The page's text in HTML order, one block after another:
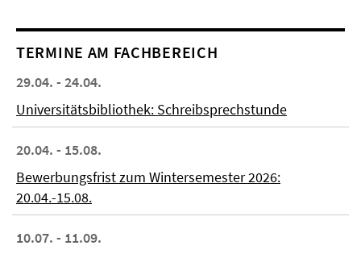
TERMINE AM FACHBEREICH
29.04. - 24.04.
Universitätsbibliothek: Schreibsprechstunde
20.04. - 15.08.
Bewerbungsfrist zum Wintersemester 2026:
20.04.-15.08.
10.07. - 11.09.